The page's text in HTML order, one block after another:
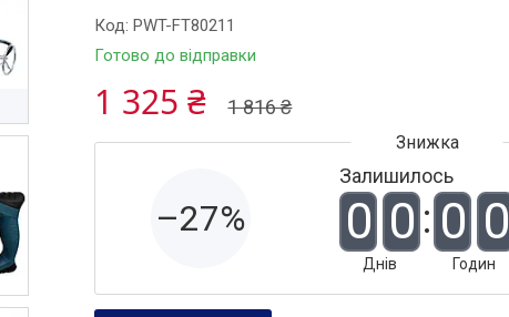
Готово до відправки
Код:PWT-FT80211
1 816 ₴
1 325 ₴
–27%
Залишилось
0 0
Днів
0 0
Годин